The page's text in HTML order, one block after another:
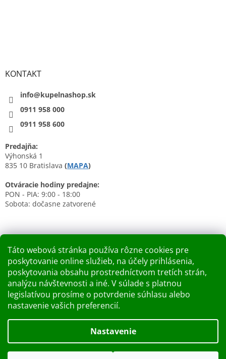
Táto webová stránka používa rôzne cookies pre
poskytovanie online služieb, na účely prihlásenia,
poskytovania obsahu prostredníctvom tretích strán,
analýzu návštevnosti a iné. V súlade s platnou
legislatívou prosíme o potvrdenie súhlasu alebo
nastavenie vašich preferencií.
Nastavenie
Dobry deň Chceme Vás informovať, že predajňa bude zatvorená
KONTAKT
info@kupelnashop.sk
0911 958 000
0911 958 600
Predajňa:
Výhonská 1
835 10 Bratislava (MAPA)
Otváracie hodiny predajne:
PON - PIA: 9:00 - 18:00
Sobota: dočasne zatvorené
Nákupný košík
0KS / 0 €
Copyright 2026Kupelnashop.sk. Všetky práva vyhradené.